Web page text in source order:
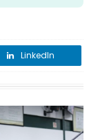
LinkedIn